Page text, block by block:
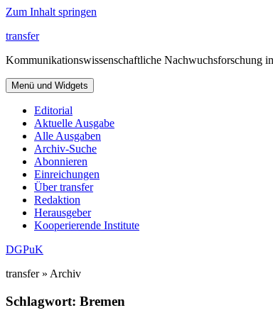
Zum Inhalt springen
transfer
Kommunikationswissenschaftliche Nachwuchsforschung
Menü und Widgets
Editorial
Aktuelle Ausgabe
Alle Ausgaben
Archiv-Suche
Abonnieren
Einreichungen
Über transfer
Redaktion
Herausgeber
Kooperierende Institute
DGPuK
transfer » Archiv
Schlagwort: Bremen